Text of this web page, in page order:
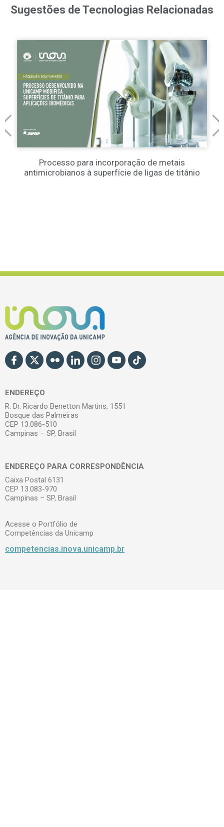
Sugestões de Tecnologias Relacionadas
Processo para incorporação de metais
antimicrobianos à superfície de ligas de titânio
ENDEREÇO
R. Dr. Ricardo Benetton Martins, 1551
Bosque das Palmeiras
CEP 13.086-510
Campinas – SP, Brasil
ENDEREÇO PARA CORRESPONDÊNCIA
Caixa Postal 6131
CEP 13.083-970
Campinas – SP, Brasil
Acesse o Portfólio de
Competências da Unicamp
competencias.inova.unicamp.br